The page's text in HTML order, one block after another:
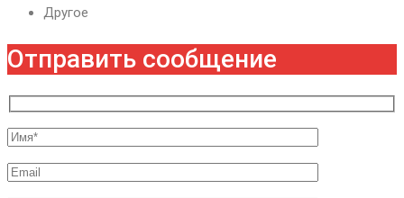
Другое
Отправить сообщение